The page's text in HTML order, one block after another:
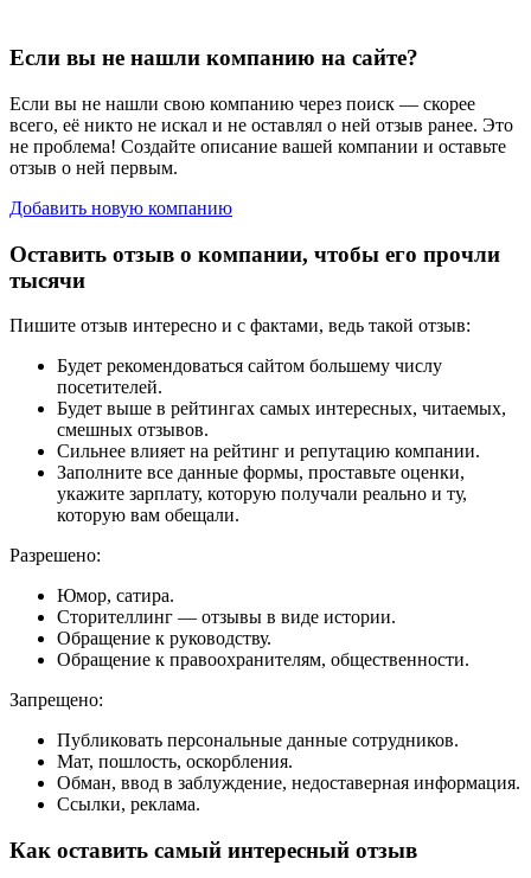
Если вы не нашли компанию на сайте?
Если вы не нашли свою компанию через поиск — скорее
всего, её никто не искал и не оставлял о ней отзыв ранее. Это
не проблема! Создайте описание вашей компании и оставьте
отзыв о ней первым.
Добавить новую компанию
Оставить отзыв о компании, чтобы его прочли
тысячи
Пишите отзыв интересно и с фактами, ведь такой отзыв:
Будет рекомендоваться сайтом большему числу
посетителей.
Будет выше в рейтингах самых интересных, читаемых,
смешных отзывов.
Сильнее влияет на рейтинг и репутацию компании.
Заполните все данные формы, проставьте оценки,
укажите зарплату, которую получали реально и ту,
которую вам обещали.
Разрешено:
Юмор, сатира.
Сторителлинг — отзывы в виде истории.
Обращение к руководству.
Обращение к правоохранителям, общественности.
Запрещено:
Публиковать персональные данные сотрудников.
Мат, пошлость, оскорбления.
Обман, ввод в заблуждение, недоставерная информация.
Ссылки, реклама.
Как оставить самый интересный отзыв